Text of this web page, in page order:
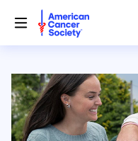
hacia
contenido